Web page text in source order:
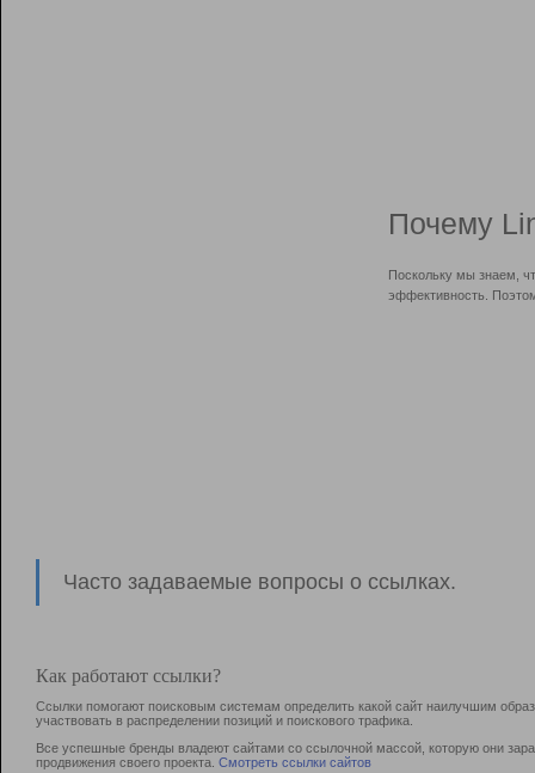
Почему
Поскольку мы знаем,
эффективность.
Часто задаваемые вопросы о ссылках.
Как работают ссылки?
Ссылки помогают поисковым системам определить какой сайт наилучшим
участвовать в раcпределении позиций и поискового трафика.
Все успешные бренды владеют сайтами со ссылочной массой, которую они
продвижения своего проекта. Смотреть ссылки сайтов